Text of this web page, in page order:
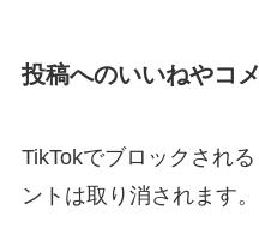
投稿へのいいねやコ
TikTokでブロックされ
ントは取り消されます。